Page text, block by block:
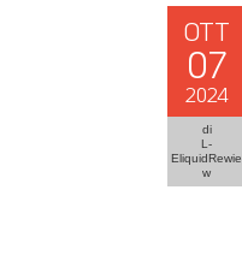
OTT
07
2024
di
L-
EliquidRewie
w